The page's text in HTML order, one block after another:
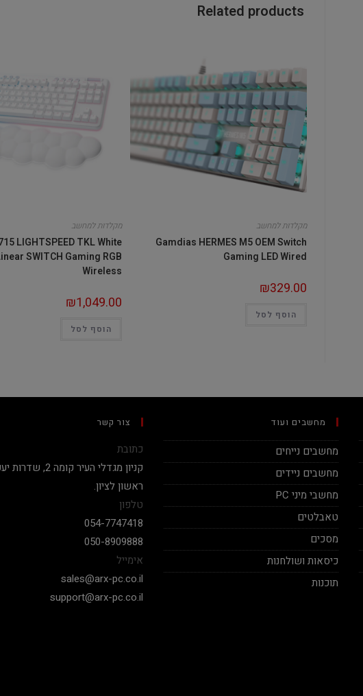
Related products
מקלדות למחשב
Gamdias HERMES M5 OEM Switch
Gaming LED Wired
₪329.00
הוסף לסל
מקלדות למחשב
LIGHTSPEED TKL White
SWITCH Gaming RGB
Wireless
₪1,049.00
הוסף לסל
מחשבים ועוד
מחשבים נייחים
מחשבים ניידים
מחשבי מיני PC
טאבלטים
מסכים
כיסאות ושולחנות
תוכנות
צור קשר
כתובת
ראשון לציון.
טלפון
054-7747418
050-8909888
אימייל
sales@arx-pc.co.il
support@arx-pc.co.il